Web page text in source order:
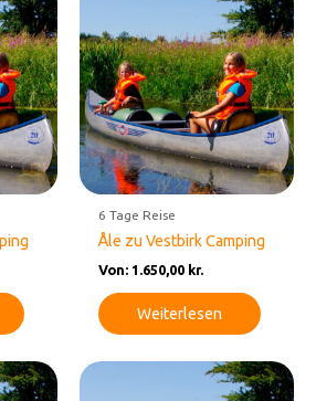
6 Tage Reise
Åle zu Vestbirk Camping
Von: 1.650,00 kr.
Weiterlesen